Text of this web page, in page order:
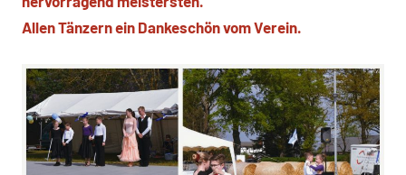
Allen Tänzern ein Dankeschön vom Verein.